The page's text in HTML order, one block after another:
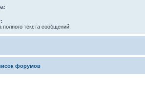
текста сообщений.
форумов